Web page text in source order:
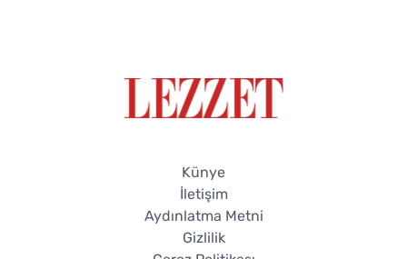
Künye
İletişim
Aydınlatma Metni
Gizlilik